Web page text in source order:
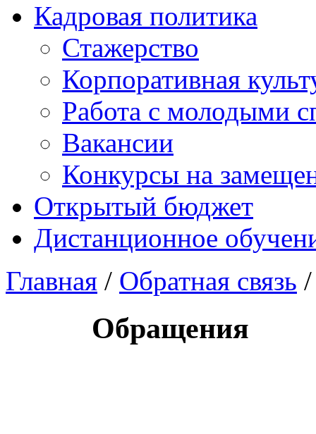
Кадровая политика
Стажерство
Корпоративная
Работа с молодыми
Вакансии
Конкурсы на
Открытый бюджет
Дистанционное
Главная / Обратная связь
Обращения